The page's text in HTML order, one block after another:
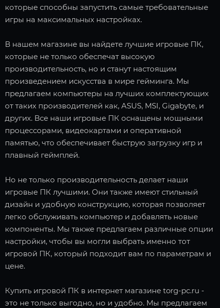
которые способны запустить самые требовательные
игры на максимальных настройках.
В нашем магазине вы найдете лучшие игровые ПК,
которые не только обеспечат высокую
производительность, но и станут настоящим
произведением искусства в мире гейминга. Мы
предлагаем компьютеры на лучших комплектующих
от таких производителей как, ASUS, MSI, Gigabyte, и
других. Все наши игровые ПК оснащены мощными
процессорами, видеокартами и оперативной
памятью, что обеспечивает быструю загрузку игр и
плавный геймплей.
Но не только производительность делает наши
игровые ПК лучшими. Они также имеют стильный
дизайн и удобную конструкцию, которая позволяет
легко обслуживать компьютер и добавлять новые
компоненты. Мы также предлагаем различные опции
настройки, чтобы вы могли выбрать именно тот
игровой ПК, который подходит вам по параметрам и
цене.
Купить игровой ПК в интернет магазине torg-pc.ru -
это не только выгодно, но и удобно. Мы предлагаем